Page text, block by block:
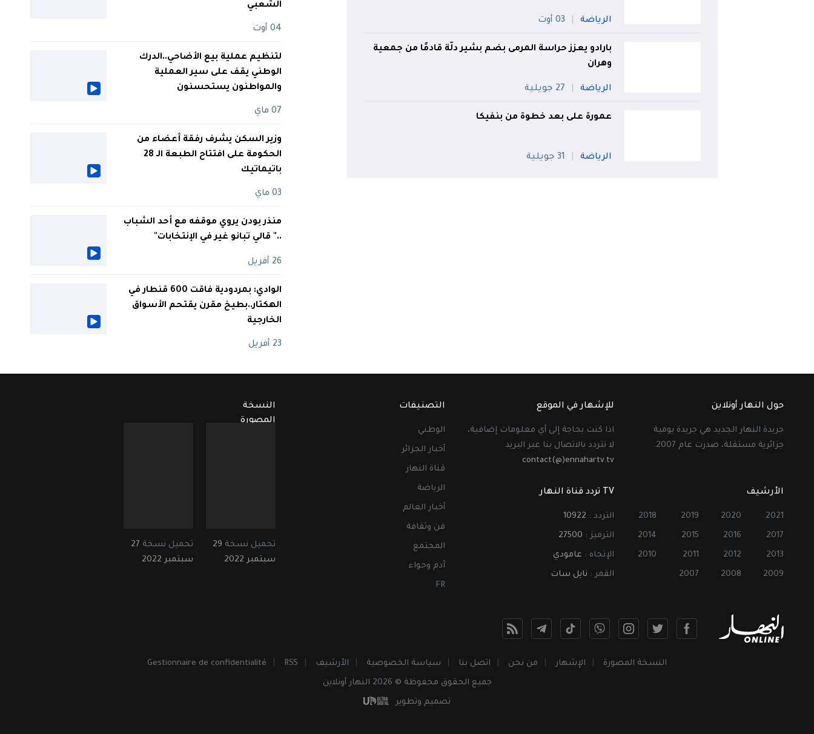
الرياضة 03 أوت
بارادو يعزز حراسة المرمى بضم بشير دلّة قادمًا من جمعية
وهران
الرياضة 27 جويلية
عمورة على بعد خطوة من بنفيكا
الرياضة 31 جويلية
الشعبي
04 أوت
لتنظيم عملية بيع الأضاحي..الدرك
الوطني يقف على سير العملية
والمواطنون يستحسنون
07 ماي
وزير السكن يشرف رفقة أعضاء من
الحكومة على افتتاح الطبعة الـ 28
باتيماتيك
03 ماي
منذر بودن يروي موقفه مع أحد الشباب
.." قالي تبانو غير في الإنتخابات"
26 أفريل
الوادي: بمردودية فاقت 600 قنطار في
الهكتار..بطيخ مقرن يقتحم الأسواق
الخارجية
23 أفريل
حول النهار أونلاين
جريدة النهار الجديد هي جريدة يومية
جزائرية مستقلة، صدرت عام 2007.
للإشهار في الموقع
اذا كنت بحاجة إلى أي معلومات إضافية،
لا تتردد بالاتصال بنا عبر البريد
contact(@)ennahartv.tv
الأرشيف
2021
2020
2019
2018
2017
2016
2015
2014
2013
2012
2011
2010
2009
2008
2007
TV تردد قناة النهار
التردد : 10922
الترميز : 27500
الإتجاه : عامودي
القمر : نايل سات
التصنيفات
الوطني
أخبار الجزائر
قناة النهار
الرياضة
أخبار العالم
فن وثقافة
المجتمع
آدم وحواء
FR
النسخة
المصورة
تحميل نسخة 29
سبتمبر 2022
تحميل نسخة 27
سبتمبر 2022
النسخة المصورة الإشهار من نحن اتصل بنا سياسة الخصوصية الأرشيف RSS
Gestionnaire de confidentialité
جميع الحقوق محفوظة © 2026 النهار أونلاين
تصميم وتطوير